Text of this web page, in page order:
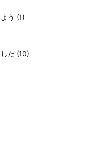
う (1)
た (10)